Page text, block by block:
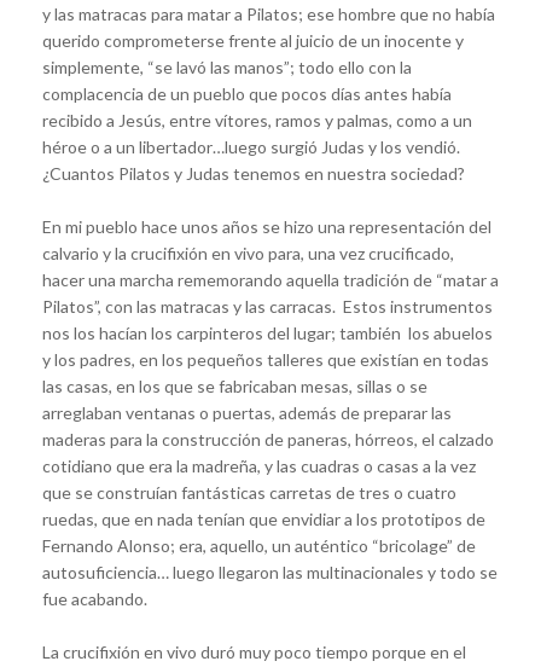
y las matracas para matar a Pilatos; ese hombre que no había
querido comprometerse frente al juicio de un inocente y
simplemente, “se lavó las manos”; todo ello con la
complacencia de un pueblo que pocos días antes había
recibido a Jesús, entre vítores, ramos y palmas, como a un
héroe o a un libertador…luego surgió Judas y los vendió.
¿Cuantos Pilatos y Judas tenemos en nuestra sociedad?
En mi pueblo hace unos años se hizo una representación del
calvario y la crucifixión en vivo para, una vez crucificado,
hacer una marcha rememorando aquella tradición de “matar a
Pilatos”, con las matracas y las carracas. Estos instrumentos
nos los hacían los carpinteros del lugar; también los abuelos
y los padres, en los pequeños talleres que existían en todas
las casas, en los que se fabricaban mesas, sillas o se
arreglaban ventanas o puertas, además de preparar las
maderas para la construcción de paneras, hórreos, el calzado
cotidiano que era la madreña, y las cuadras o casas a la vez
que se construían fantásticas carretas de tres o cuatro
ruedas, que en nada tenían que envidiar a los prototipos de
Fernando Alonso; era, aquello, un auténtico “bricolage” de
autosuficiencia… luego llegaron las multinacionales y todo se
fue acabando.
La crucifixión en vivo duró muy poco tiempo porque en el